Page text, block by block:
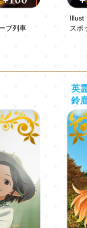
ブ列車
Illust
スポ
英
鈴